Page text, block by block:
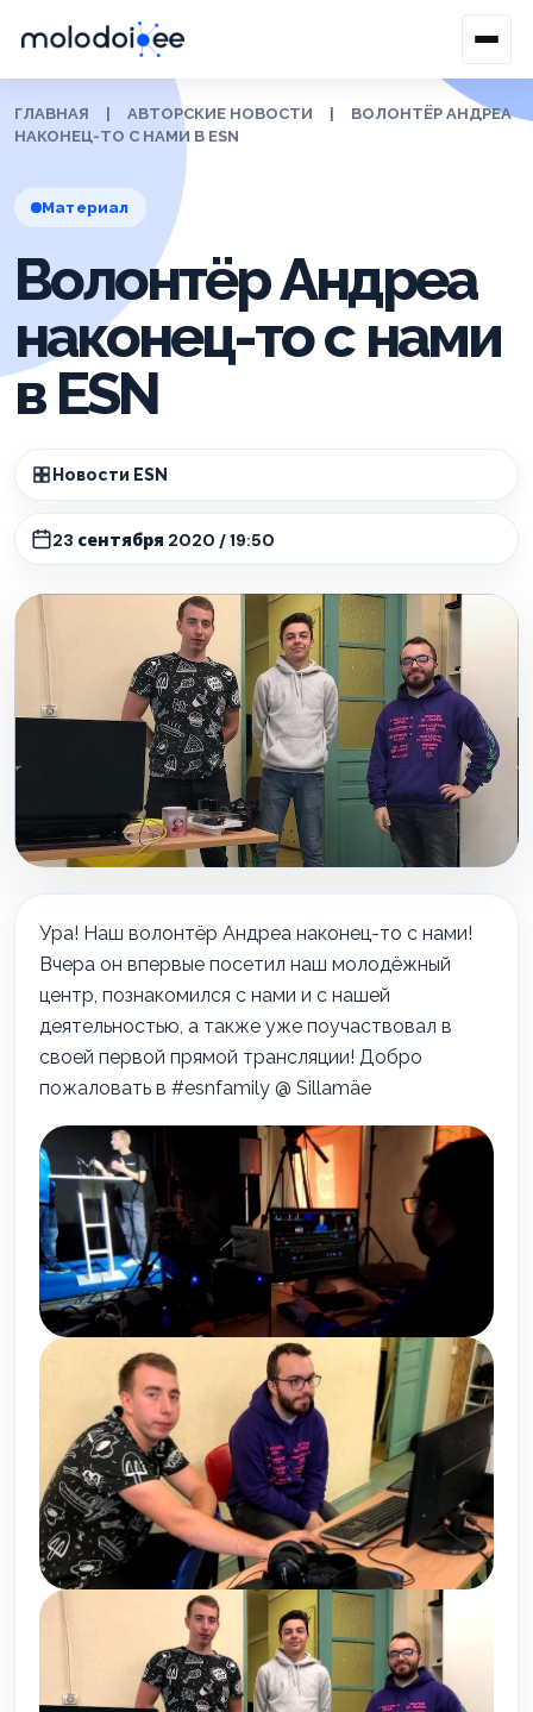
ГЛАВНАЯ АВТОРСКИЕ НОВОСТИ
ВОЛОНТЁР АНДРЕА
НАКОНЕЦ-ТО С НАМИ В ESN
Материал
Волонтёр Андреа
наконец-то с нами
в ESN
Новости ESN
23 сентября 2020 / 19:50
Ура! Наш волонтёр Андреа наконец-то с нами!
Вчера он впервые посетил наш молодёжный
центр, познакомился с нами и с нашей
деятельностью, а также уже поучаствовал в
своей первой прямой трансляции! Добро
пожаловать в #esnfamily @ Sillamäe